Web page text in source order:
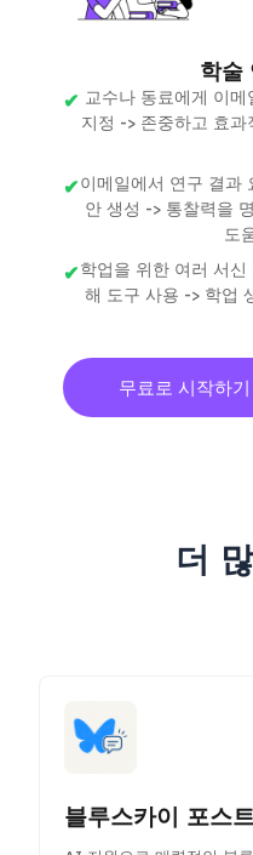
학술
교수나 동료에게 이
지정 -> 존중하고 효
이메일에서 연구 결과
안 생성 -> 통찰력을
도
학업을 위한 여러 서
해 도구 사용 -> 학업
무료로 시작하기
더
블루스카이 포스